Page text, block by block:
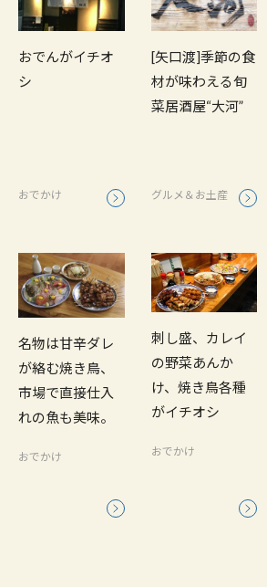
おでんがイチオ
シ
おでかけ
[矢口渡]季節の食
材が味わえる旬
菜居酒屋“大河”
グルメ＆お土産
名物は甘辛ダレ
が絡む焼き鳥、
市場で直接仕入
れの魚も美味。
おでかけ
刺し盛、カレイ
の野菜あんか
け、焼き鳥各種
がイチオシ
おでかけ